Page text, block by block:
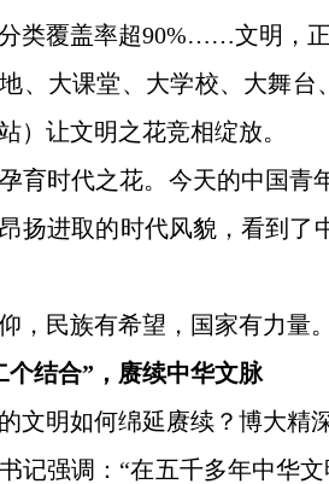
类覆盖率超90%……文明，
、大课堂、大学校、大舞
）让文明之花竞相绽放。
育时代之花。今天的中国青
扬进取的时代风貌，看到
，民族有希望，国家有力量
个结合”，赓续中华文脉
文明如何绵延赓续？博大精
记强调：“在五千多年中华